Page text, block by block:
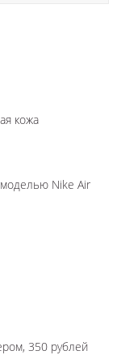
кожа
Nike Air
350 рублей